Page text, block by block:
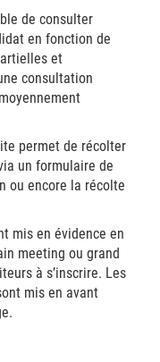
de consulter
en fonction de
et
consultation
permet de récolter
un formulaire de
ou encore la récolte
mis en évidence en
meeting ou grand
à s’inscrire. Les
mis en avant